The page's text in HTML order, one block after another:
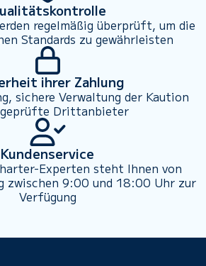
regelmäßig überprüft, um die
Standards zu gewährleisten
ihrer Zahlung
sichere Verwaltung der Kaution
Drittanbieter
Kundenservice
Experten steht Ihnen von
zwischen 9:00 und 18:00 Uhr zur
Verfügung